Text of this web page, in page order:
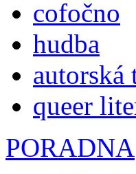
cofočno
hudba
autorská
queer
PORADNA